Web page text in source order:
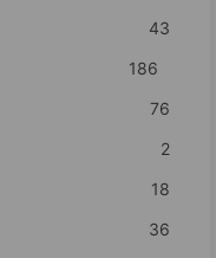
43
186
76
2
18
36